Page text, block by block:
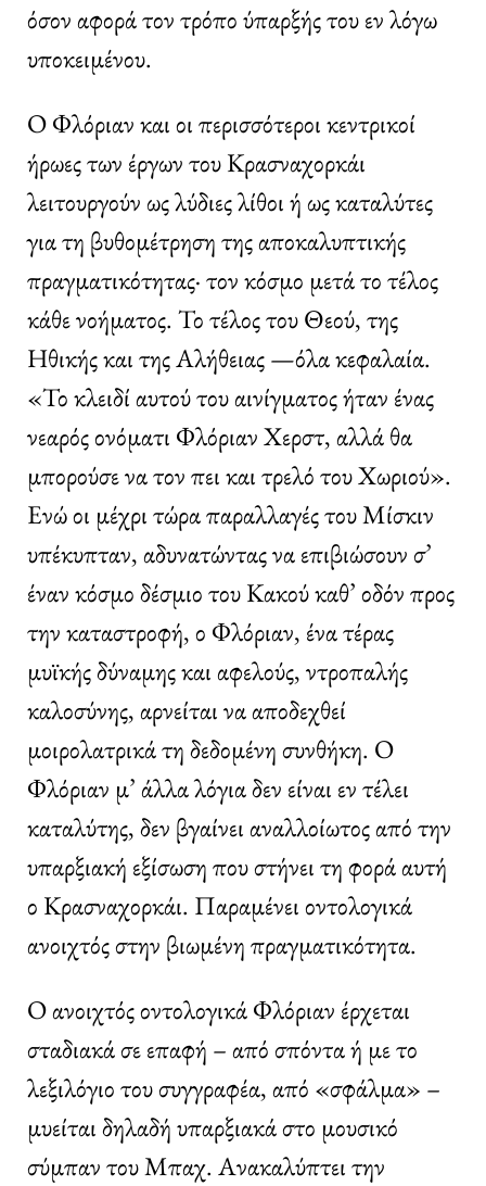
όσον αφορά τον τρόπο ύπαρξής του εν λόγω
υποκειμένου.
Ο Φλόριαν και οι περισσότεροι κεντρικοί
ήρωες των έργων του Κρασναχορκάι
λειτουργούν ως λύδιες λίθοι ή ως καταλύτες
για τη βυθομέτρηση της αποκαλυπτικής
πραγματικότητας· τον κόσμο μετά το τέλος
κάθε νοήματος. Το τέλος του Θεού, της
Ηθικής και της Αλήθειας —όλα κεφαλαία.
«Το κλειδί αυτού του αινίγματος ήταν ένας
νεαρός ονόματι Φλόριαν Χερστ, αλλά θα
μπορούσε να τον πει και τρελό του Χωριού».
Ενώ οι μέχρι τώρα παραλλαγές του Μίσκιν
υπέκυπταν, αδυνατώντας να επιβιώσουν σ’
έναν κόσμο δέσμιο του Κακού καθ’ οδόν προς
την καταστροφή, ο Φλόριαν, ένα τέρας
μυϊκής δύναμης και αφελούς, ντροπαλής
καλοσύνης, αρνείται να αποδεχθεί
μοιρολατρικά τη δεδομένη συνθήκη. Ο
Φλόριαν μ’ άλλα λόγια δεν είναι εν τέλει
καταλύτης, δεν βγαίνει αναλλοίωτος από την
υπαρξιακή εξίσωση που στήνει τη φορά αυτή
ο Κρασναχορκάι. Παραμένει οντολογικά
ανοιχτός στην βιωμένη πραγματικότητα.
Ο ανοιχτός οντολογικά Φλόριαν έρχεται
σταδιακά σε επαφή – από σπόντα ή με το
λεξιλόγιο του συγγραφέα, από «σφάλμα» –
μυείται δηλαδή υπαρξιακά στο μουσικό
σύμπαν του Μπαχ. Ανακαλύπτει την